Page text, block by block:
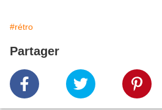
#rétro
Partager